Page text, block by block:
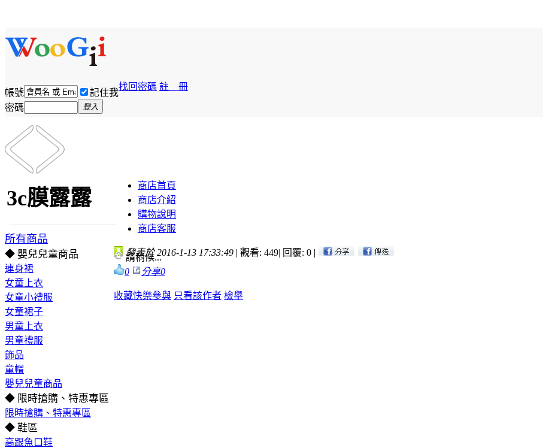
帳號 記住我
找回密碼 註 冊
密碼 登入
3c膜露露
所有商品
◆ 嬰兒兒童商品
連身裙
女童上衣
女童小禮服
女童裙子
男童上衣
男童禮服
飾品
童帽
嬰兒兒童商品
◆ 限時搶購、特惠專區
限時搶購、特惠專區
◆ 鞋區
高跟魚口鞋
商店首頁
商店介紹
購物說明
商店客服
發表於 2016-1-13 17:33:49 | 觀看: 449| 回覆: 0 |
請稍候...
0
分享0
收藏快樂參與 只看該作者 檢舉